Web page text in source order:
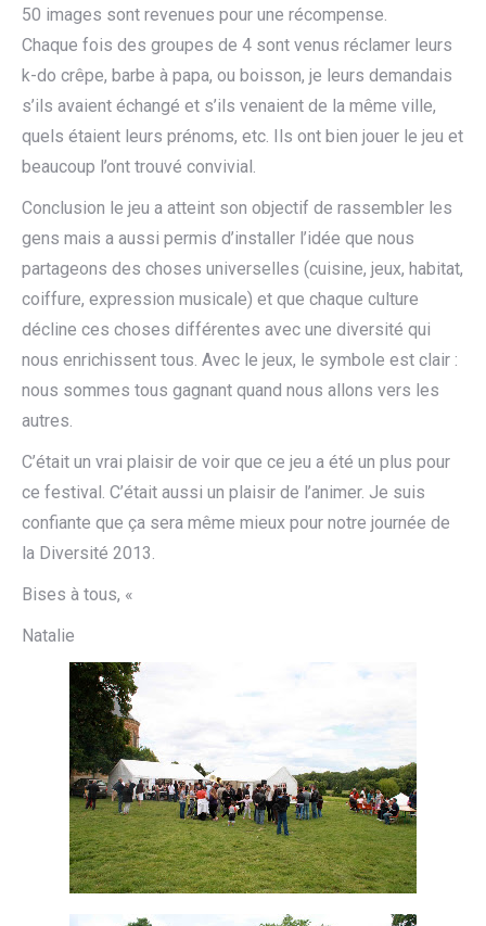
50 images sont revenues pour une récompense.
Chaque fois des groupes de 4 sont venus réclamer leurs
k-do crêpe, barbe à papa, ou boisson, je leurs demandais
s’ils avaient échangé et s’ils venaient de la même ville,
quels étaient leurs prénoms, etc. Ils ont bien jouer le jeu et
beaucoup l’ont trouvé convivial.
Conclusion le jeu a atteint son objectif de rassembler les
gens mais a aussi permis d’installer l’idée que nous
partageons des choses universelles (cuisine, jeux, habitat,
coiffure, expression musicale) et que chaque culture
décline ces choses différentes avec une diversité qui
nous enrichissent tous. Avec le jeux, le symbole est clair :
nous sommes tous gagnant quand nous allons vers les
autres.
C’était un vrai plaisir de voir que ce jeu a été un plus pour
ce festival. C’était aussi un plaisir de l’animer. Je suis
confiante que ça sera même mieux pour notre journée de
la Diversité 2013.
Bises à tous, «
Natalie